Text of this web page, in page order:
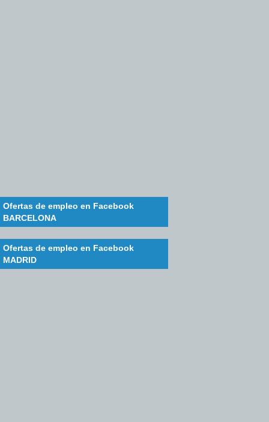
Ofertas de empleo en Facebook
BARCELONA
Ofertas de empleo en Facebook
MADRID